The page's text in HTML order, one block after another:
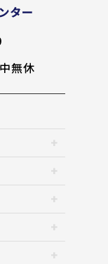
ター
無休